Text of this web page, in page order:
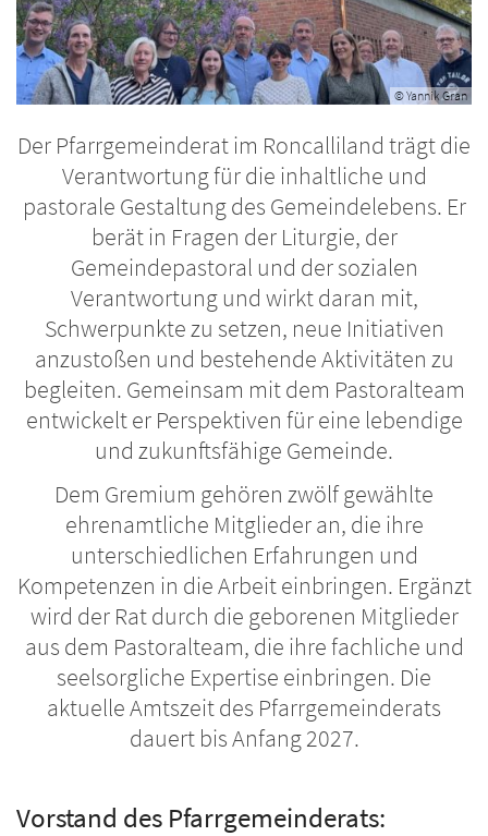
© Yannik Gran
Der Pfarrgemeinderat im Roncalliland trägt die
Verantwortung für die inhaltliche und
pastorale Gestaltung des Gemeindelebens. Er
berät in Fragen der Liturgie, der
Gemeindepastoral und der sozialen
Verantwortung und wirkt daran mit,
Schwerpunkte zu setzen, neue Initiativen
anzustoßen und bestehende Aktivitäten zu
begleiten. Gemeinsam mit dem Pastoralteam
entwickelt er Perspektiven für eine lebendige
und zukunftsfähige Gemeinde.
Dem Gremium gehören zwölf gewählte
ehrenamtliche Mitglieder an, die ihre
unterschiedlichen Erfahrungen und
Kompetenzen in die Arbeit einbringen. Ergänzt
wird der Rat durch die geborenen Mitglieder
aus dem Pastoralteam, die ihre fachliche und
seelsorgliche Expertise einbringen. Die
aktuelle Amtszeit des Pfarrgemeinderats
dauert bis Anfang 2027.
Vorstand des Pfarrgemeinderats: